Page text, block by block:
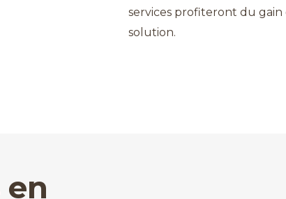
services profiteront du
solution.
en